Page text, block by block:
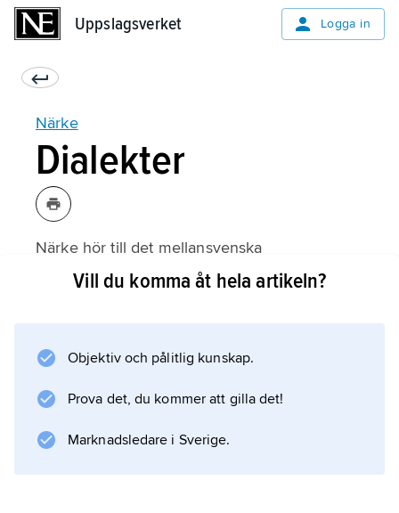
Uppslagsverket Logga in
Närke
Dialekter
Närke hör till det mellansvenska
språkområdet och är ur dialektsynpunkt
delarna av landskapet. I Nysunds socken i
väster möter värmländskt mål. Allmänt
d
Vill du komma åt hela artikeln?
Objektiv och pålitlig kunskap.
Prova det, du kommer att gilla det!
Marknadsledare i Sverige.